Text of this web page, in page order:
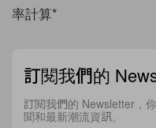
率計算*
訂閱我們的
訂閱我們的 Newsletter，
聞和最新潮流資訊。